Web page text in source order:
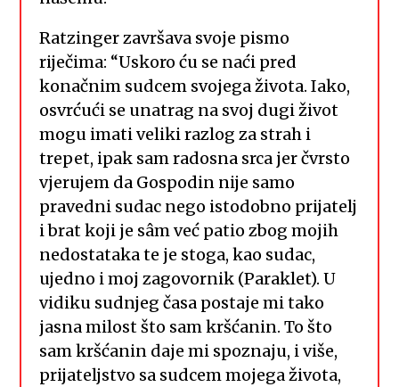
Ratzinger završava svoje pismo
riječima: “Uskoro ću se naći pred
konačnim sudcem svojega života. Iako,
osvrćući se unatrag na svoj dugi život
mogu imati veliki razlog za strah i
trepet, ipak sam radosna srca jer čvrsto
vjerujem da Gospodin nije samo
pravedni sudac nego istodobno prijatelj
i brat koji je sâm već patio zbog mojih
nedostataka te je stoga, kao sudac,
ujedno i moj zagovornik (Paraklet). U
vidiku sudnjeg časa postaje mi tako
jasna milost što sam kršćanin. To što
sam kršćanin daje mi spoznaju, i više,
prijateljstvo sa sudcem mojega života,